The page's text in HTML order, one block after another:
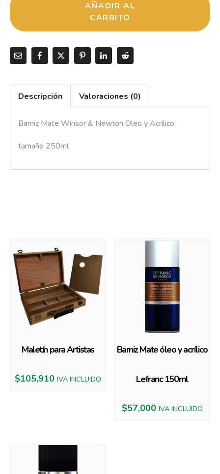
AÑADIR AL
CARRITO
Descripción Valoraciones (0)
Barniz Mate Winsor & Newton Oleo y Acrilico
tamaño 250ml
Maletín para Artistas
$105,910 IVA INCLUIDO
Barniz Mate óleo y acrílico
Lefranc 150ml
$57,000 IVA INCLUIDO